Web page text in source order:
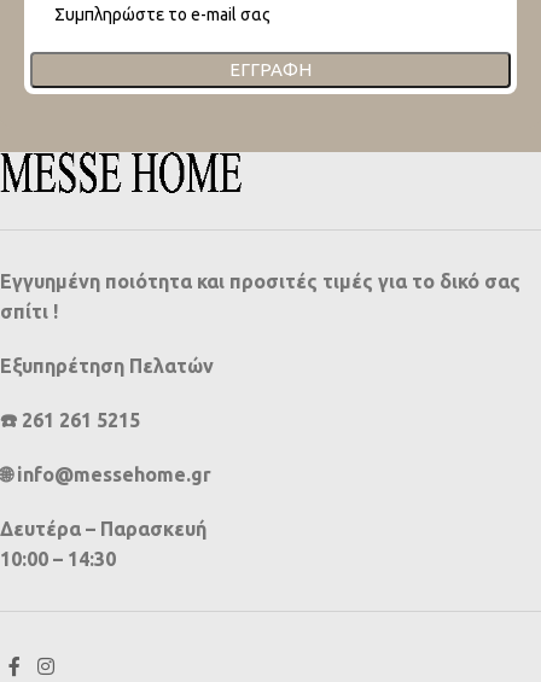
ΕΓΓΡΑΦΉ
Εγγυημένη ποιότητα και προσιτές τιμές για το δικό σας
σπίτι !
Εξυπηρέτηση Πελατών
☎️ 261 261 5215
🌐 info@messehome.gr
Δευτέρα – Παρασκευή
10:00 – 14:30